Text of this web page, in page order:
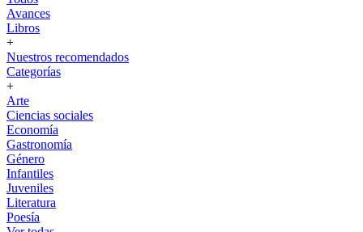
Avances
Libros
+
Nuestros recomendados
Categorías
+
Arte
Ciencias sociales
Economía
Gastronomía
Género
Infantiles
Juveniles
Literatura
Poesía